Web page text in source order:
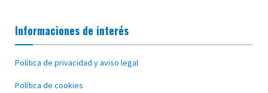
Informaciones de interés
Política de privacidad y aviso legal
Política de cookies